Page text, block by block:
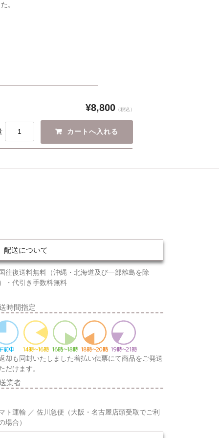
。
¥8,800 （税込）
配送について
往復送料無料（沖縄・北海道及び一部離島を除
・代引き手数料無料
時間指定
却も同封いたしました着払い伝票にて商品をご発送
だけます。
業者
ト運輸 ／ 佐川急便（大阪・名古屋店頭受取でご利
場合）